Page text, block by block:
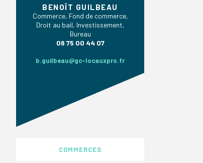
BENOÎT GUILBEAU
Commerce, Fond de commerce,
Droit au bail, Investissement,
Bureau
06 75 00 44 07
b.guilbeau@gc-locauxpro.fr
COMMERCES